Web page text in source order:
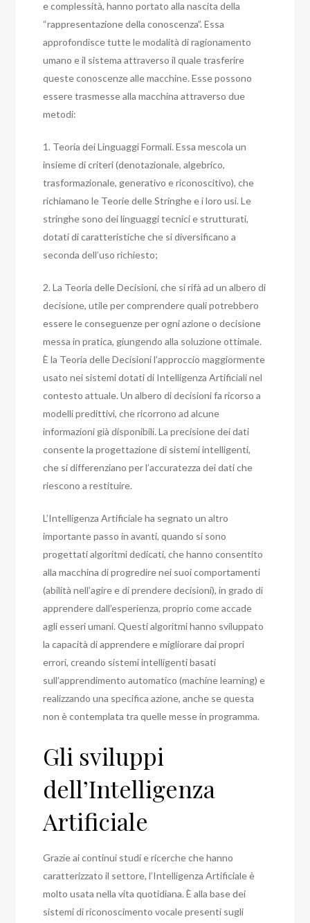
e complessità, hanno portato alla nascita della
“rappresentazione della conoscenza”. Essa
approfondisce tutte le modalità di ragionamento
umano e il sistema attraverso il quale trasferire
queste conoscenze alle macchine. Esse possono
essere trasmesse alla macchina attraverso due
metodi:
1. Teoria dei Linguaggi Formali. Essa mescola un
insieme di criteri (denotazionale, algebrico,
trasformazionale, generativo e riconoscitivo), che
richiamano le Teorie delle Stringhe e i loro usi. Le
stringhe sono dei linguaggi tecnici e strutturati,
dotati di caratteristiche che si diversificano a
seconda dell’uso richiesto;
2. La Teoria delle Decisioni, che si rifà ad un albero di
decisione, utile per comprendere quali potrebbero
essere le conseguenze per ogni azione o decisione
messa in pratica, giungendo alla soluzione ottimale.
È la Teoria delle Decisioni l’approccio maggiormente
usato nei sistemi dotati di Intelligenza Artificiali nel
contesto attuale. Un albero di decisioni fa ricorso a
modelli predittivi, che ricorrono ad alcune
informazioni già disponibili. La precisione dei dati
consente la progettazione di sistemi intelligenti,
che si differenziano per l’accuratezza dei dati che
riescono a restituire.
L’Intelligenza Artificiale ha segnato un altro
importante passo in avanti, quando si sono
progettati algoritmi dedicati, che hanno consentito
alla macchina di progredire nei suoi comportamenti
(abilità nell’agire e di prendere decisioni), in grado di
apprendere dall’esperienza, proprio come accade
agli esseri umani. Questi algoritmi hanno sviluppato
la capacità di apprendere e migliorare dai propri
errori, creando sistemi intelligenti basati
sull’apprendimento automatico (machine learning) e
realizzando una specifica azione, anche se questa
non è contemplata tra quelle messe in programma.
Gli sviluppi
dell’Intelligenza
Artificiale
Grazie ai continui studi e ricerche che hanno
caratterizzato il settore, l’Intelligenza Artificiale è
molto usata nella vita quotidiana. È alla base dei
sistemi di riconoscimento vocale presenti sugli